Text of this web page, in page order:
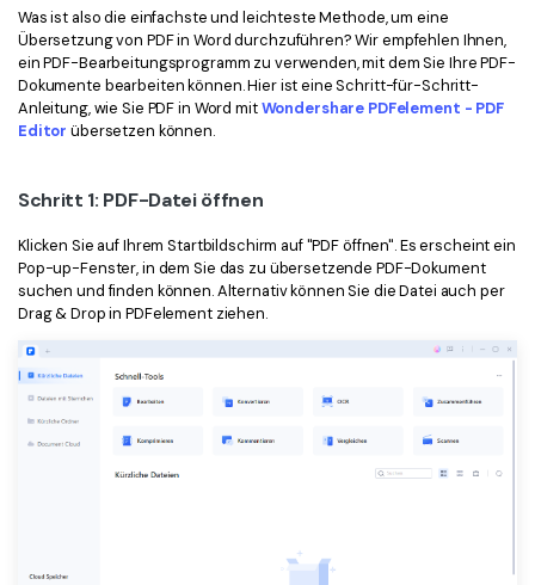
Freiberufler
Alle PDF-Funktionen
PDF-Wissen
PDF-bezogene Informationen, die Sie benötigen.
Download-Zentrum
Laden Sie die leistungsstärksten und einfachsten PDF-Tools
Was ist also die einfachste und leichteste Methode, um eine
Übersetzung von PDF in Word durchzuführen? Wir empfehlen Ihnen,
ein PDF-Bearbeitungsprogramm zu verwenden, mit dem Sie Ihre PDF-
Dokumente bearbeiten können. Hier ist eine Schritt-für-Schritt-
Anleitung, wie Sie PDF in Word mitWondershare PDFelement - PDF
Editor übersetzen können.
Schritt 1: PDF-Datei öffnen
Klicken Sie auf Ihrem Startbildschirm auf "PDF öffnen". Es erscheint ein
Pop-up-Fenster, in dem Sie das zu übersetzende PDF-Dokument
suchen und finden können. Alternativ können Sie die Datei auch per
Drag & Drop in PDFelement ziehen.